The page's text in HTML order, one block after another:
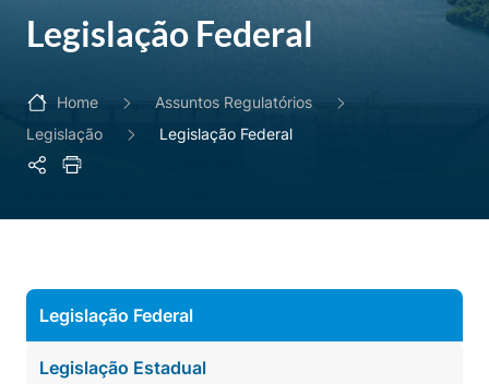
Legislação Federal
Home
Assuntos Regulatórios
Legislação
Legislação Federal
Legislação Federal
Legislação Estadual